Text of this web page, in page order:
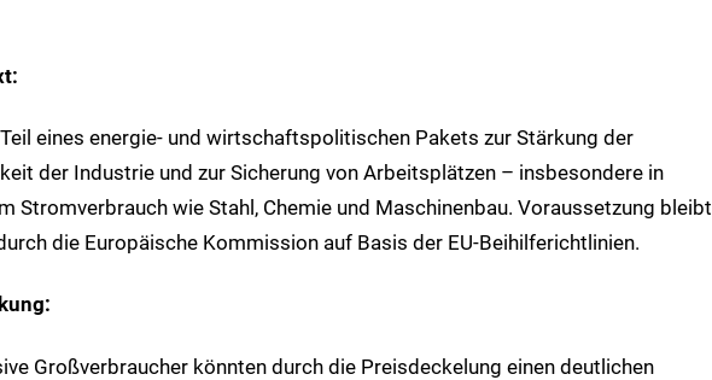
eines energie‑ und wirtschaftspolitischen Pakets zur Stärkung der
der Industrie und zur Sicherung von Arbeitsplätzen – insbesondere in
Stromverbrauch wie Stahl, Chemie und Maschinenbau. Voraussetzung bleibt
die Europäische Kommission auf Basis der EU‑Beihilferichtlinien.
Großverbraucher könnten durch die Preisdeckelung einen deutlichen